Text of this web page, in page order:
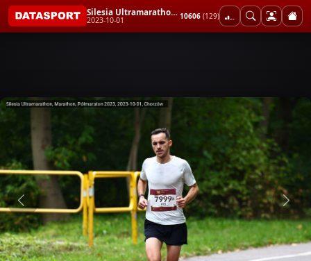
Silesia Ultramarathon, Marathon, Półmaraton 2023
2023-10-01 10606 (129)